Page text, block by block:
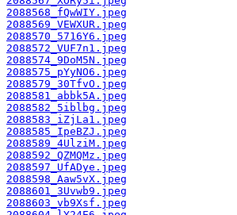
2088568_fQwWIY.jpeg
2088569_VEWXUR.jpeg
2088570_5716Y6.jpeg
2088572_VUF7n1.jpeg
2088574_9DoM5N.jpeg
2088575_pYyNO6.jpeg
2088579_30TfvO.jpeg
2088581_abbk5A.jpeg
2088582_5iblbg.jpeg
2088583_iZjLa1.jpeg
2088585_IpeBZJ.jpeg
2088589_4UlziM.jpeg
2088592_QZMQMz.jpeg
2088597_UfADye.jpeg
2088598_Aaw5vX.jpeg
2088601_3Uvwb9.jpeg
2088603_vb9Xsf.jpeg